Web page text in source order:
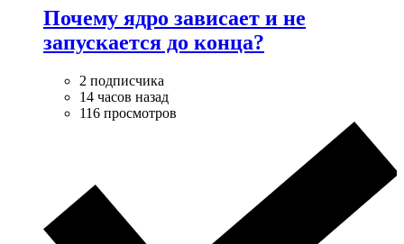
Почему ядро зависает и не
запускается до конца?
2 подписчика
14 часов назад
116 просмотров